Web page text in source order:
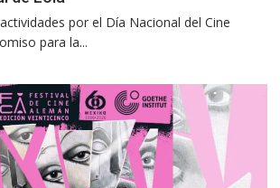
por el Día Nacional del Cine
para la...